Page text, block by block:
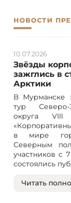
НОВОСТИ
Звёзды
зажглись в
Арктики
10.07.2026
В Мурманске
тур Северо-
округа VIII
в мире
Северным
участников с
состоялись
Читать